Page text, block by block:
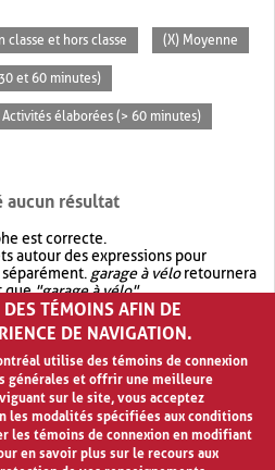
classe et hors classe (X) Moyenne
et 60 minutes)
Activités élaborées (> 60 minutes)
aucun résultat
est correcte.
autour des expressions pour
garage à véloretournera
que"garage à vélo".
recherche avec OR.garage OR vélo
de résultat quegarage à vélo
TÉMOINS AFIN DE
DE NAVIGATION.
utilise des témoins de connexion
générales et offrir une meilleure
sur le site, vous acceptez
les modalités spécifiées aux conditions
les témoins de connexion en modifiant
en savoir plus sur le recours aux